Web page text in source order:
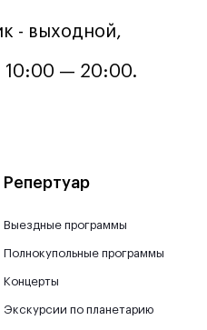
- выходной,
10:00 — 20:00.
Репертуар
Выездные программы
Полнокупольные программы
Концерты
Экскурсии по планетарию